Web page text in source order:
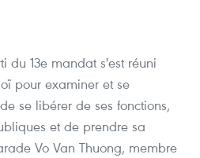
du 13e mandat s'est réuni
pour examiner et se
se libérer de ses fonctions,
et de prendre sa
Vo Van Thuong, membre